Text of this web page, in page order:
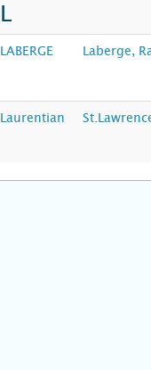
L
LABERGE Laberge,
Laurentian